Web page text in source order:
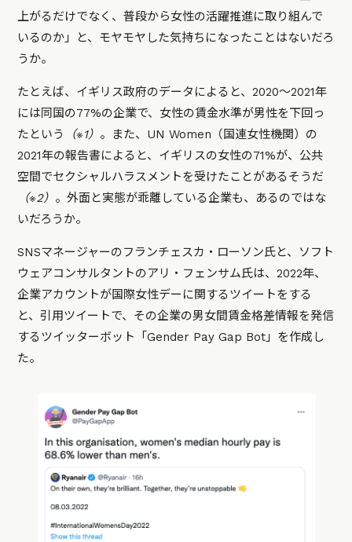
上がるだけでなく、普段から女性の活躍推進に取り組んで
いるのか」と、モヤモヤした気持ちになったことはないだろ
うか。
たとえば、イギリス政府のデータによると、2020～2021年
には同国の77%の企業で、女性の賃金水準が男性を下回っ
たという
（※1） 。また、UN Women（国連女性機関）の
2021年の報告書によると、イギリスの女性の71%が、公共
空間でセクシャルハラスメントを受けたことがあるそうだ
（※2） 。外面と実態が乖離している企業も、あるのではな
いだろうか。
SNSマネージャーのフランチェスカ・ローソン氏と、ソフト
ウェアコンサルタントのアリ・フェンサム氏は、2022年、
企業アカウントが国際女性デーに関するツイートをする
と、引用ツイートで、その企業の男女間賃金格差情報を発信
するツイッターボット「Gender Pay Gap Bot」を作成し
た。